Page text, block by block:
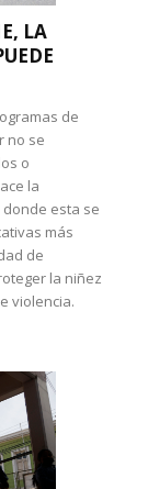
LA
de
no se
o
la
esta se
más
de
la niñez
violencia.